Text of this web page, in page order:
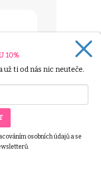
a
10%
ti od nás nic neuteče.
osobních údajů a se